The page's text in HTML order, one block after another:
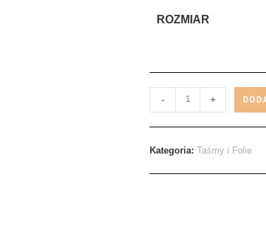
ROZMIAR
- +
Kategoria: Taśmy i Folie